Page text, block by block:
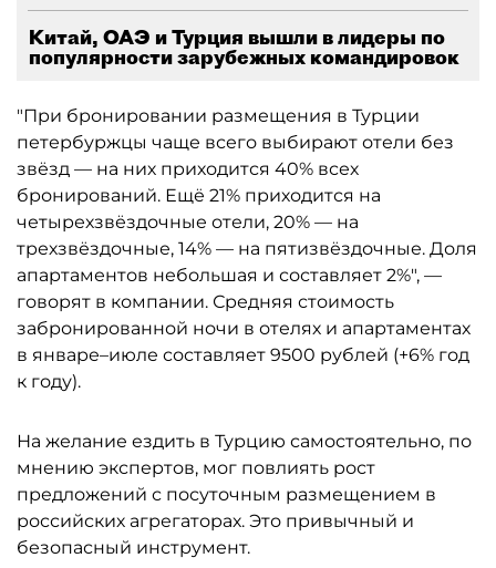
Китай, ОАЭ и Турция вышли в лидеры по
популярности зарубежных командировок
"При бронировании размещения в Турции
петербуржцы чаще всего выбирают отели без
звёзд — на них приходится 40% всех
бронирований. Ещё 21% приходится на
четырехзвёздочные отели, 20% — на
трехзвёздочные, 14% — на пятизвёздочные. Доля
апартаментов небольшая и составляет 2%", —
говорят в компании. Средняя стоимость
забронированной ночи в отелях и апартаментах
в январе–июле составляет 9500 рублей (+6% год
к году).
На желание ездить в Турцию самостоятельно, по
мнению экспертов, мог повлиять рост
предложений с посуточным размещением в
российских агрегаторах. Это привычный и
безопасный инструмент.